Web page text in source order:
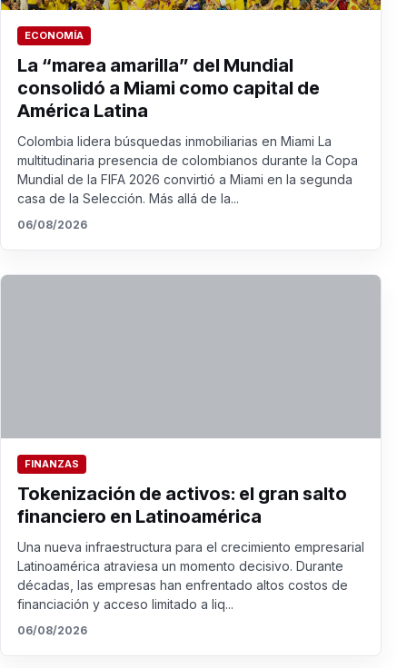
ECONOMÍA
La “marea amarilla” del Mundial
consolidó a Miami como capital de
América Latina
Colombia lidera búsquedas inmobiliarias en Miami La
multitudinaria presencia de colombianos durante la Copa
Mundial de la FIFA 2026 convirtió a Miami en la segunda
casa de la Selección. Más allá de la...
06/08/2026
FINANZAS
Tokenización de activos: el gran salto
financiero en Latinoamérica
Una nueva infraestructura para el crecimiento empresarial
Latinoamérica atraviesa un momento decisivo. Durante
décadas, las empresas han enfrentado altos costos de
financiación y acceso limitado a liq...
06/08/2026